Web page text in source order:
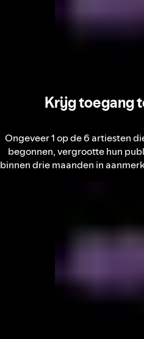
Krijg toegang
Ongeveer 1 op de 6 artiesten
begonnen, vergrootte hun
binnen drie maanden in